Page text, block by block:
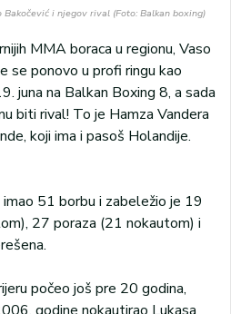
Bakočević i njegov rival (Foto: Balkan boxing)
MMA boraca u regionu, Vaso
se ponovo u profi ringu kao
juna na Balkan Boxing 8, a sada
biti rival! To je Hamza Vandera
koji ima i pasoš Holandije.
imao 51 borbu i zabeležio je 19
27 poraza (21 nokautom) i
počeo još pre 20 godina,